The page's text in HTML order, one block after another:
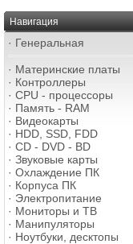
Навигация
· Генеральная
· Материнские платы
· Контроллеры
· CPU - процессоры
· Память - RAM
· Видеокарты
· HDD, SSD, FDD
· CD - DVD - BD
· Звуковые карты
· Охлаждение ПК
· Корпуса ПК
· Электропитание
· Мониторы и ТВ
· Манипуляторы
· Ноутбуки, десктопы